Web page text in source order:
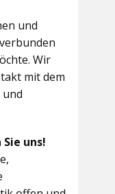
und
Wir
mit dem
und
uns!